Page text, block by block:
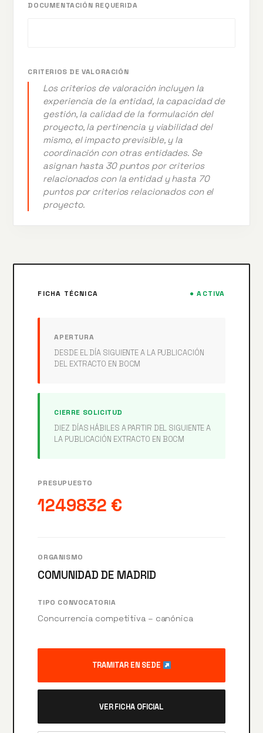
DOCUMENTACIÓN REQUERIDA
CRITERIOS DE VALORACIÓN
Los criterios de valoración incluyen la
experiencia de la entidad, la capacidad de
gestión, la calidad de la formulación del
proyecto, la pertinencia y viabilidad del
mismo, el impacto previsible, y la
coordinación con otras entidades. Se
asignan hasta 30 puntos por criterios
relacionados con la entidad y hasta 70
puntos por criterios relacionados con el
proyecto.
FICHA TÉCNICA ● ACTIVA
APERTURA
DESDE EL DÍA SIGUIENTE A LA PUBLICACIÓN
DEL EXTRACTO EN BOCM
CIERRE SOLICITUD
DIEZ DÍAS HÁBILES A PARTIR DEL SIGUIENTE A
LA PUBLICACIÓN EXTRACTO EN BOCM
PRESUPUESTO
1249832 €
ORGANISMO
COMUNIDAD DE MADRID
TIPO CONVOCATORIA
Concurrencia competitiva – canónica
TRAMITAR EN SEDE
VER FICHA OFICIAL